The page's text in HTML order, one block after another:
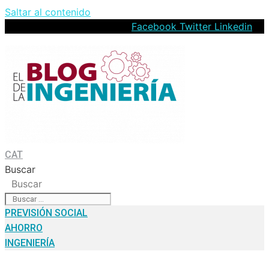
Saltar al contenido
Facebook Twitter Linkedin
CAT
Buscar
Buscar
PREVISIÓN SOCIAL
AHORRO
INGENIERÍA